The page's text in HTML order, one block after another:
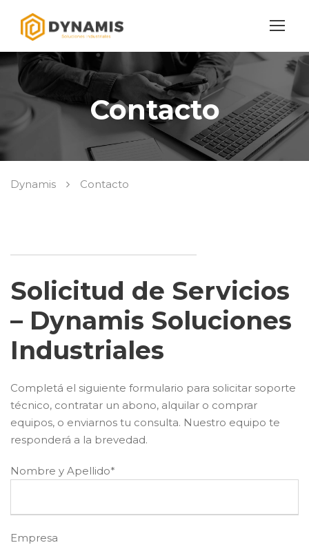
Contacto
Dynamis Contacto
Solicitud de Servicios
– Dynamis Soluciones
Industriales
Completá el siguiente formulario para solicitar soporte
técnico, contratar un abono, alquilar o comprar
equipos, o enviarnos tu consulta. Nuestro equipo te
responderá a la brevedad.
Nombre y Apellido*
Empresa